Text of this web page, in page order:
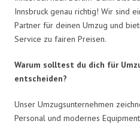
Innsbruck genau richtig! Wir sind
Partner für deinen Umzug und
Service zu fairen Preisen.
Warum solltest du dich für
entscheiden?
Unser Umzugsunternehmen
Personal und modernes